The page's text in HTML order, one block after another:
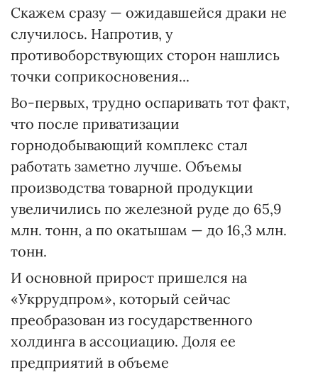
Скажем сразу — ожидавшейся драки не
случилось. Напротив, у
противоборствующих сторон нашлись
точки соприкосновения...
Во-первых, трудно оспаривать тот факт,
что после приватизации
горнодобывающий комплекс стал
работать заметно лучше. Объемы
производства товарной продукции
увеличились по железной руде до 65,9
млн. тонн, а по окатышам — до 16,3 млн.
тонн.
И основной прирост пришелся на
«Укррудпром», который сейчас
преобразован из государственного
холдинга в ассоциацию. Доля ее
предприятий в объеме